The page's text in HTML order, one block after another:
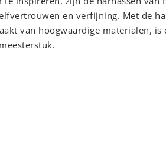
en verfijning. Met de
van hoogwaardige materialen, is
word op bestelling gemaakt en